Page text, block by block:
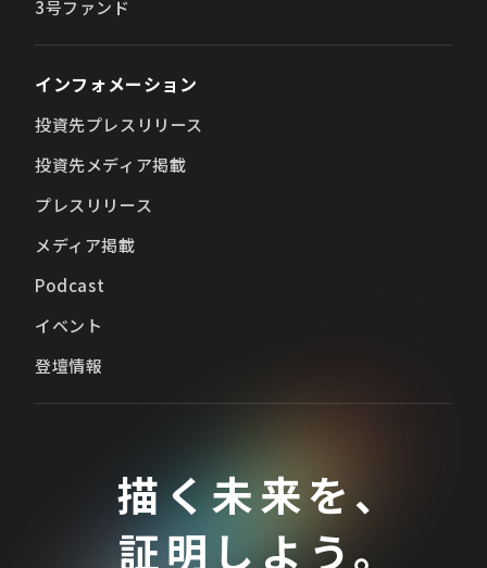
3号ファンド
インフォメーション
投資先プレスリリース
投資先メディア掲載
プレスリリース
メディア掲載
Podcast
イベント
登壇情報
描く未来を、
証明しよう。